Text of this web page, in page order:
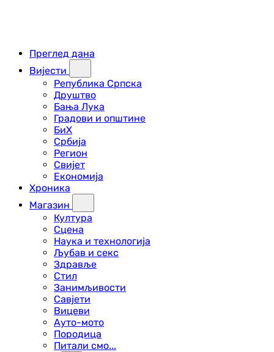
Преглед дана
Вијести
Република Српска
Друштво
Бања Лука
Градови и општине
БиХ
Србија
Регион
Свијет
Економија
Хроника
Магазин
Култура
Сцена
Наука и технологија
Љубав и секс
Здравље
Стил
Занимљивости
Савјети
Вицеви
Ауто-мото
Породица
Питали смо...